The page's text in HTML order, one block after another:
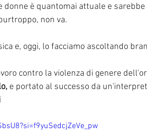
è quantomai attuale e
non va.
e, oggi, lo facciamo ascoltando
contro la violenza di genere
e portato al successo da